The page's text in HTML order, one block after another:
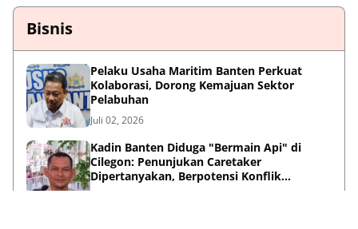
Bisnis
Pelaku Usaha Maritim Banten Perkuat
Kolaborasi, Dorong Kemajuan Sektor
Pelabuhan
Juli 02, 2026
Kadin Banten Diduga "Bermain Api" di
Cilegon: Penunjukan Caretaker
Dipertanyakan, Berpotensi Konflik